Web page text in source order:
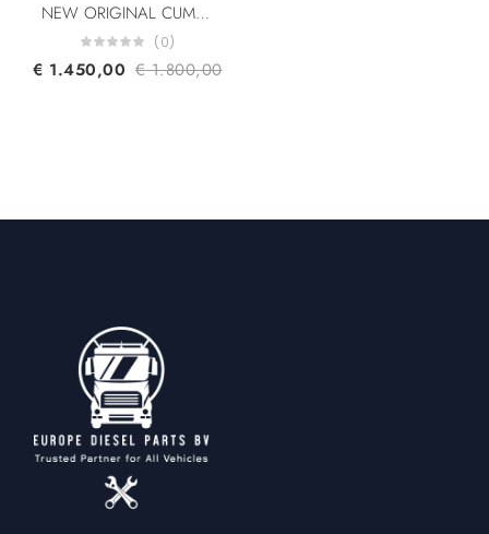
NEW ORIGINAL CUMMINS FUEL PUMPS 5594766 3973228 4954200 4902732 4921431 CCR1600 64745711170 INJECTION FUEL PUMP KOMATSU PC300-8 CUMMINS 6CT ISC 8.3L / ISL 8.9L
(0)
€ 1.450,00 €1.800,00